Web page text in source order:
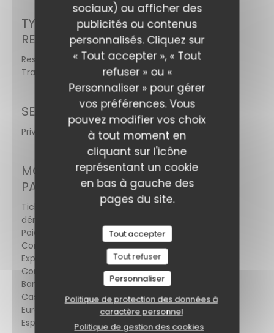
sociaux) ou afficher des
publicités ou contenus
personnalisés. Cliquez sur
« Tout accepter », « Tout
refuser » ou «
Personnaliser » pour gérer
vos préférences. Vous
pouvez modifier vos choix
à tout moment en
cliquant sur l'icône
représentant un cookie
en bas à gauche des
pages du site.
Tout accepter
Tout refuser
Personnaliser
Politique de protection des données à
caractère personnel
Politique de gestion des cookies
TYPE DE
RESTAURANT
Restaurant
Traditionnel
SERVICES
Privatisation, Accès Wifi, Terrasse
MOYENS DE
PAIEMENT
Ticket restaurant
dématérialisé, Amex,
Paiement Sans
Contact, American
Express, Sans
Contact, Apple Pay,
Bancontact / Mister
Cash, Maestro, Visa,
Eurocard/Mastercard,
Espèces, Carte Bleue
A Taaable